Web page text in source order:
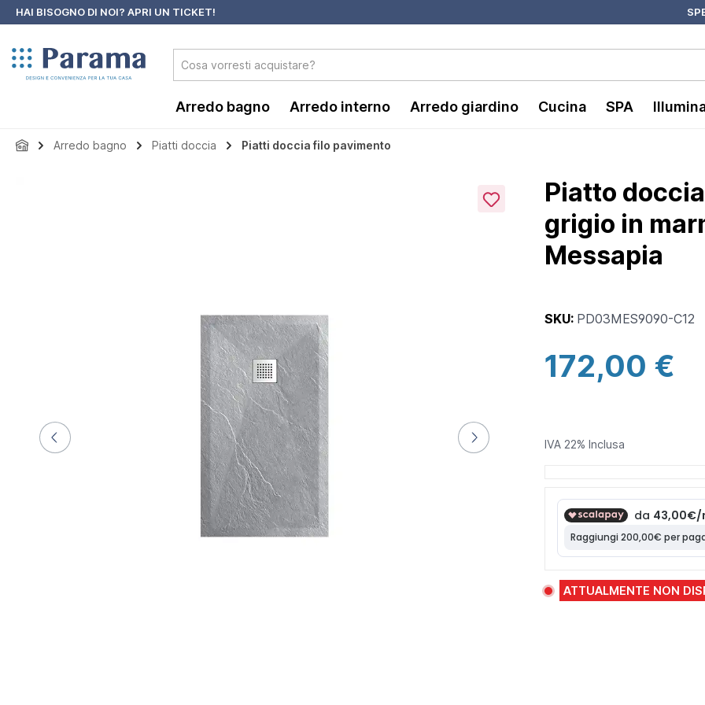
Passa alla navigazione principale
HAI BISOGNO DI NOI? APRI UN TICKET!
Arredo bagno Arredo interno Arredo giardino Cucina SPA
Arredo bagno Piatti doccia Piatti doccia filo pavimento
Piatto
grigio in
Messapia
SKU: PD03MES9090-C12
172,00 €
IVA 22% Inclusa
ATTUALMENTE NON